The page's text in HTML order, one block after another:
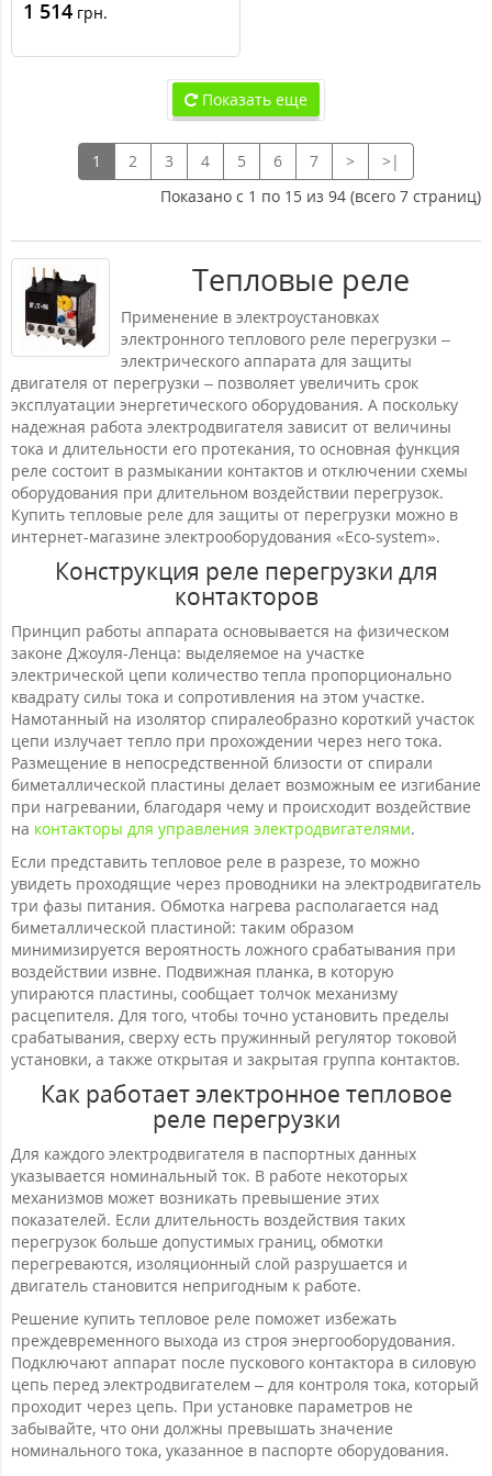
1 514 грн.
Показать еще
1 2 3 4 5 6 7 >
>|
Показано с 1 по 15 из 94 (всего 7 страниц)
Тепловые реле
Применение в электроустановках
электронного теплового реле перегрузки –
электрического аппарата для защиты
двигателя от перегрузки – позволяет увеличить срок
эксплуатации энергетического оборудования. А поскольку
надежная работа электродвигателя зависит от величины
тока и длительности его протекания, то основная функция
реле состоит в размыкании контактов и отключении схемы
оборудования при длительном воздействии перегрузок.
Купить тепловые реле для защиты от перегрузки можно в
интернет-магазине электрооборудования «Eco-system».
Конструкция реле перегрузки для
контакторов
Принцип работы аппарата основывается на физическом
законе Джоуля-Ленца: выделяемое на участке
электрической цепи количество тепла пропорционально
квадрату силы тока и сопротивления на этом участке.
Намотанный на изолятор спиралеобразно короткий участок
цепи излучает тепло при прохождении через него тока.
Размещение в непосредственной близости от спирали
биметаллической пластины делает возможным ее изгибание
при нагревании, благодаря чему и происходит воздействие
на контакторы для управления электродвигателями.
Если представить тепловое реле в разрезе, то можно
увидеть проходящие через проводники на электродвигатель
три фазы питания. Обмотка нагрева располагается над
биметаллической пластиной: таким образом
минимизируется вероятность ложного срабатывания при
воздействии извне. Подвижная планка, в которую
упираются пластины, сообщает толчок механизму
расцепителя. Для того, чтобы точно установить пределы
срабатывания, сверху есть пружинный регулятор токовой
установки, а также открытая и закрытая группа контактов.
Как работает электронное тепловое
реле перегрузки
Для каждого электродвигателя в паспортных данных
указывается номинальный ток. В работе некоторых
механизмов может возникать превышение этих
показателей. Если длительность воздействия таких
перегрузок больше допустимых границ, обмотки
перегреваются, изоляционный слой разрушается и
двигатель становится непригодным к работе.
Решение купить тепловое реле поможет избежать
преждевременного выхода из строя энергооборудования.
Подключают аппарат после пускового контактора в силовую
цепь перед электродвигателем – для контроля тока, который
проходит через цепь. При установке параметров не
забывайте, что они должны превышать значение
номинального тока, указанное в паспорте оборудования.